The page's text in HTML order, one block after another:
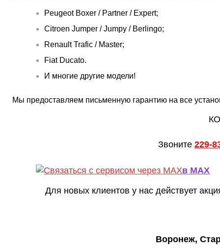
Peugeot Boxer / Partner / Expert;
Citroen Jumper / Jumpy / Berlingo;
Renault Trafic / Master;
Fiat Ducato.
И многие другие модели!
Мы предоставляем письменную гарантию на все
Звоните229-
в MAX
Для новых клиентов у нас действует
Воронеж,